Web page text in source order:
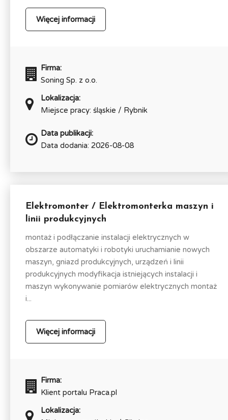
Więcej informacji
Firma:
Soning Sp. z o.o.
Lokalizacja:
Miejsce pracy: śląskie / Rybnik
Data publikacji:
Data dodania: 2026-08-08
Elektromonter / Elektromonterka maszyn i
linii produkcyjnych
montaż i podłączanie instalacji elektrycznych w
obszarze automatyki i robotyki uruchamianie nowych
maszyn, gniazd produkcyjnych, urządzeń i linii
produkcyjnych modyfikacja istniejących instalacji i
maszyn wykonywanie pomiarów elektrycznych montaż
i...
Więcej informacji
Firma:
Klient portalu Praca.pl
Lokalizacja: